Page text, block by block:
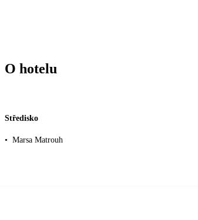
O hotelu
Středisko
• Marsa Matrouh